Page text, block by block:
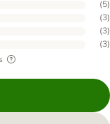
(5)
(3)
(3)
(3)